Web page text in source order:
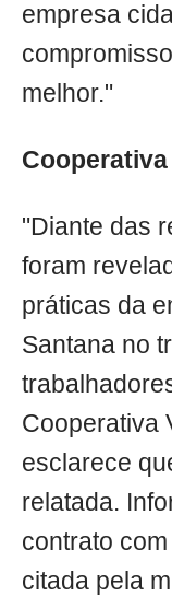
empresa
melhor."
"Diante das
foram
práticas da
Santana no
Cooperativa
esclarece
relatada.
contrato
citada pela